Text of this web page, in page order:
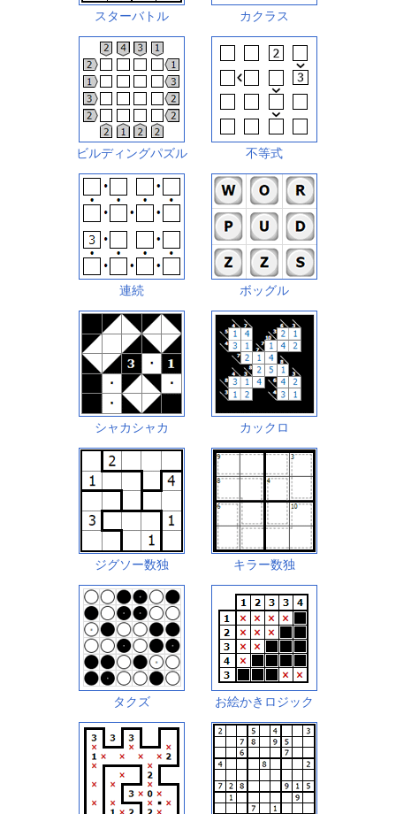
スターバトル カクラス
ビルディングパズル 不等式
連続 ボッグル
シャカシャカ カックロ
ジグソー数独 キラー数独
タクズ お絵かきロジック